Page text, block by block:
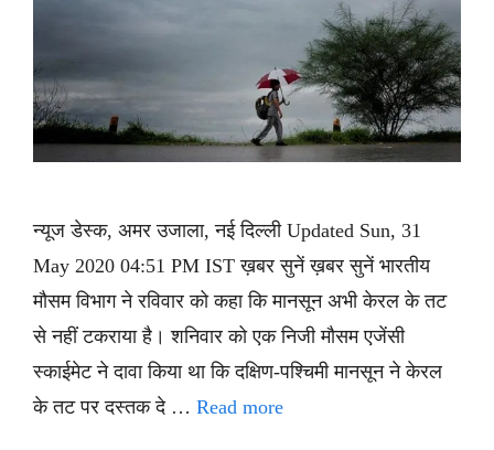
न्यूज डेस्क, अमर उजाला, नई दिल्ली Updated Sun, 31
May 2020 04:51 PM IST ख़बर सुनें ख़बर सुनें भारतीय
मौसम विभाग ने रविवार को कहा कि मानसून अभी केरल के तट
से नहीं टकराया है। शनिवार को एक निजी मौसम एजेंसी
स्काईमेट ने दावा किया था कि दक्षिण-पश्चिमी मानसून ने केरल
के तट पर दस्तक दे … Read more